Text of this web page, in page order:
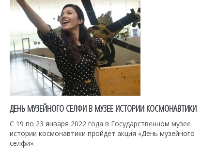
ДЕНЬ МУЗЕЙНОГО СЕЛФИ В МУЗЕЕ ИСТОРИИ КОСМОНАВТИКИ
С 19 по 23 января 2022 года в Государственном музее
истории космонавтики пройдет акция «День музейного
селфи».